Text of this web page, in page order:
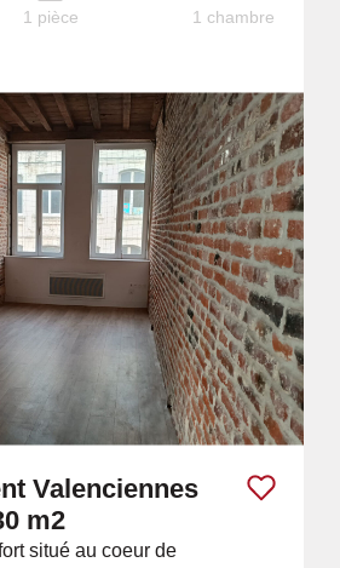
1 pièce 1 chambre
Valenciennes
m2
situé au coeur de